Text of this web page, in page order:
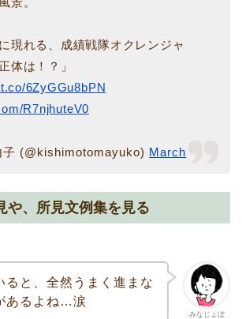
現れる、成績戦隊オクレンジャ
体は！？」
6ZyGGu8bPN
R7njhuteV0
(@kishimotomayuko) March
、所見文例集を見る
みなじょぼ
ると、全然うまく進まな
あるよね…涙